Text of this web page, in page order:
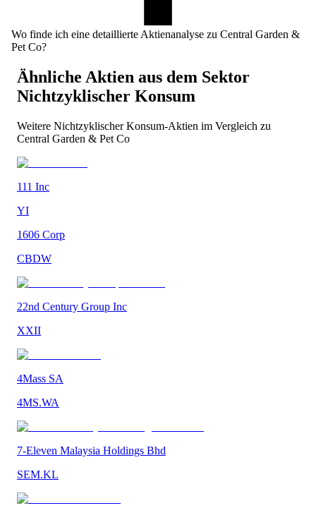
Wo finde ich eine detaillierte Aktienanalyse zu Central Garden &
Pet Co?
Ähnliche Aktien aus dem Sektor
Nichtzyklischer Konsum
Weitere Nichtzyklischer Konsum-Aktien im Vergleich zu
Central Garden & Pet Co
111 Inc
YI
1606 Corp
CBDW
22nd Century Group Inc
XXII
4Mass SA
4MS.WA
7-Eleven Malaysia Holdings Bhd
SEM.KL